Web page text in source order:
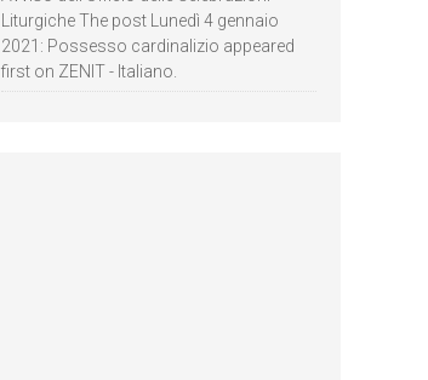
Liturgiche The post Lunedì 4 gennaio
2021: Possesso cardinalizio appeared
first on ZENIT - Italiano.